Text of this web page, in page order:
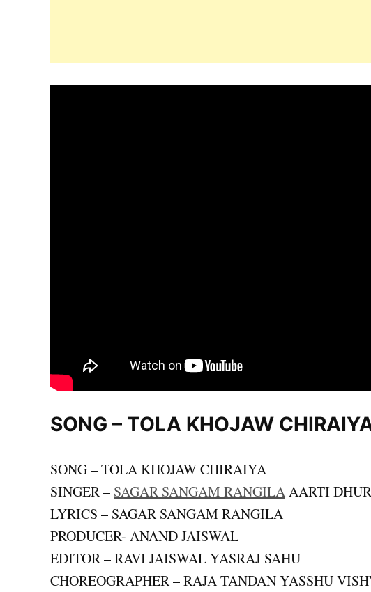
SONG – TOLA KHOJAW
SONG – TOLA KHOJAW CHIRAIYA
SINGER – SAGAR SANGAM RANGILAAARTI
LYRICS – SAGAR SANGAM RANGILA
PRODUCER- ANAND JAISWAL
EDITOR – RAVI JAISWAL YASRAJ SAHU
CHOREOGRAPHER – RAJA TANDAN YASSHU